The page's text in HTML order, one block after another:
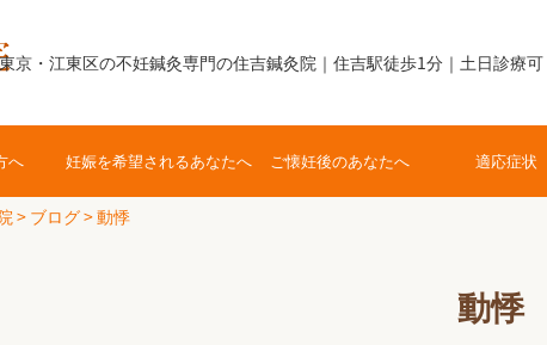
東京・江東区の不妊鍼灸専門の住吉鍼灸院｜住吉駅徒歩1分｜土日診療可
へ 妊娠を希望されるあなたへ ご懐妊後のあなたへ 適応症状
> ブログ>動悸
動悸